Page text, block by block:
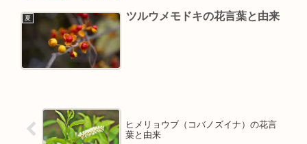
夏 ツルウメモドキの花言葉と由来
ヒメリョウブ（コバノズイナ）の花言
葉と由来